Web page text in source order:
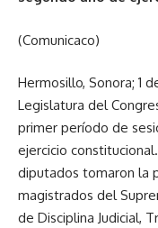
(Comunicaco)
Hermosillo, Sonora; 1
Legislatura del
primer período de
ejercicio
diputados tomaron la
magistrados del
de Disciplina Judicial,